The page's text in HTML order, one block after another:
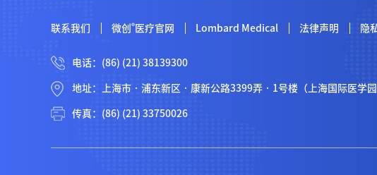
联系我们 微创 ® 医疗官网 Lombard Medical 法律声明 隐
电话：(86) (21) 38139300
地址：上海市 · 浦东新区 · 康新公路3399弄 · 1号楼（上海国际医学园
传真：(86) (21) 33750026